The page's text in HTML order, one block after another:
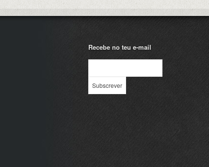
Recebe no teu e-mail